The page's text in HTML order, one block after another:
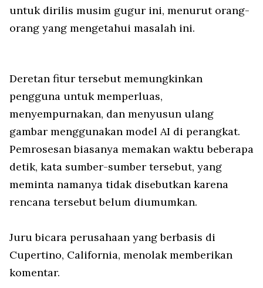
untuk dirilis musim gugur ini, menurut orang-
orang yang mengetahui masalah ini.
Deretan fitur tersebut memungkinkan
pengguna untuk memperluas,
menyempurnakan, dan menyusun ulang
gambar menggunakan model AI di perangkat.
Pemrosesan biasanya memakan waktu beberapa
detik, kata sumber-sumber tersebut, yang
meminta namanya tidak disebutkan karena
rencana tersebut belum diumumkan.
Juru bicara perusahaan yang berbasis di
Cupertino, California, menolak memberikan
komentar.